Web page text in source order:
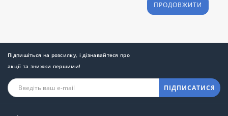
ПРОДОВЖИТИ
Підпишіться на розсилку, і дізнавайтеся про
акції та знижки першими!
ПІДПИСАТИСЯ